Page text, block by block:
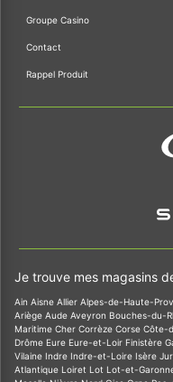
Groupe Casino
Contact
Rappel Produit
Je trouve mes magasins
Ain Aisne Allier Alpes-de-Haute-
Ariège Aude Aveyron Bouches-du-
Maritime Cher Corrèze Corse Côte-
Drôme Eure Eure-et-Loir Finistère
Vilaine Indre Indre-et-Loire Isère
Atlantique Loiret Lot Lot-et-